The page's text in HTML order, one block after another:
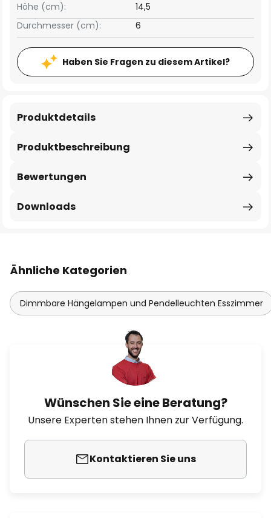
Höhe (cm):
14,5
Durchmesser (cm):
6
Haben Sie Fragen zu diesem Artikel?
Produktbeschreibung
Produktdetails
Bewertungen
Downloads
Ähnliche Kategorien
Dimmbare Hängelampen und Pendelleuchten Esszimmer
Wünschen Sie eine Beratung?
Unsere Experten stehen Ihnen zur Verfügung.
Kontaktieren Sie uns